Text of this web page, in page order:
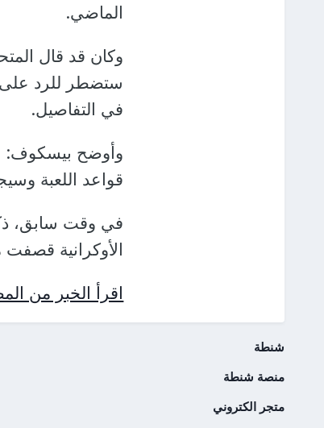
الماضي.
وكان قد قال
ستضطر للرد على
في التفاصيل.
وأوضح بيسكوف:
قواعد اللعبة
في وقت سابق،
الأوكرانية قصفت
اقرأ الخبر من
شنطة
منصة شنطة
متجر الكتروني